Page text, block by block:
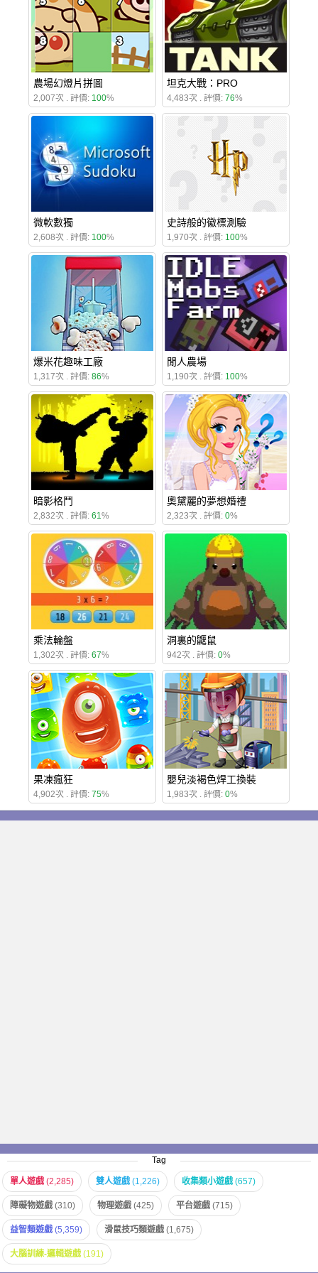
農場幻燈片拼圖
2,007次 . 評價: 100%
坦克大戰：PRO
4,483次 . 評價: 76%
微軟數獨
2,608次 . 評價: 100%
史詩般的徽標測驗
1,970次 . 評價: 100%
爆米花趣味工廠
1,317次 . 評價: 86%
閒人農場
1,190次 . 評價: 100%
暗影格鬥
2,832次 . 評價: 61%
奧黛麗的夢想婚禮
2,323次 . 評價: 0%
乘法輪盤
1,302次 . 評價: 67%
洞裏的鼴鼠
942次 . 評價: 0%
果凍瘋狂
4,902次 . 評價: 75%
嬰兒淡褐色焊工換裝
1,983次 . 評價: 0%
Tag
單人遊戲 (2,285) 雙人遊戲 (1,226) 收集類小遊戲 (657)
障礙物遊戲 (310) 物理遊戲 (425) 平台遊戲 (715)
益智類遊戲 (5,359) 滑鼠技巧類遊戲 (1,675)
大腦訓練-邏輯遊戲 (191)